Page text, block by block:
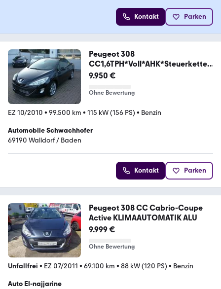
Kontakt Parken
Peugeot 308
CC1,6TPH*Voll*AHK*Steuerkette
neu*Top
9.950 €
Ohne Bewertung
EZ 10/2010 • 99.500 km • 115 kW (156 PS) • Benzin
Automobile Schwachhofer
69190 Walldorf / Baden
Kontakt Parken
Peugeot 308 CC Cabrio-Coupe
Active KLIMAAUTOMATIK ALU
9.999 €
Ohne Bewertung
Unfallfrei • EZ 07/2011 • 69.100 km • 88 kW (120 PS) • Benzin
Auto El-najjarine